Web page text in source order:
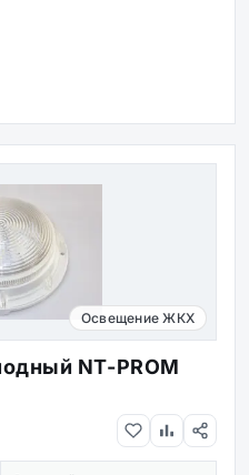
Освещение ЖКХ
NT-PROM